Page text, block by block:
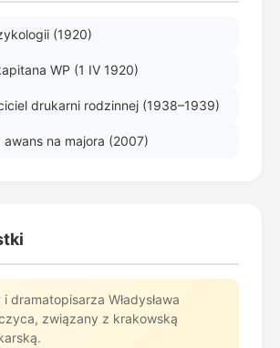
(1920)
WP (1 IV 1920)
drukarni rodzinnej (1938–1939)
awans na majora (2007)
dramatopisarza Władysława
związany z krakowską